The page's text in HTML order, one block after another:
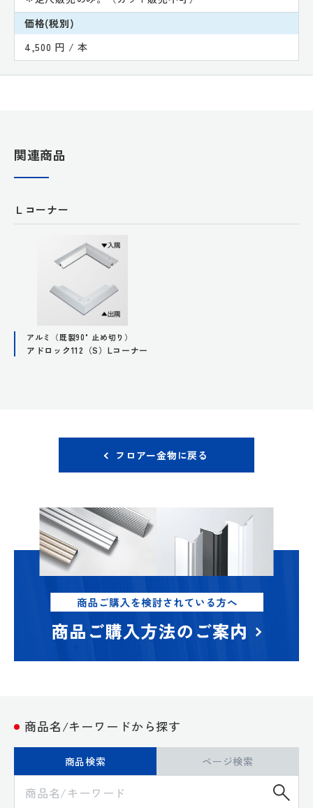
価格(税別)
4,500 円 / 本
関連商品
Ｌコーナー
アルミ（既製90°止め切り）
アドロック112（S）Lコーナー
フロアー金物に戻る
商品名/キーワードから探す
商品検索 ページ検索